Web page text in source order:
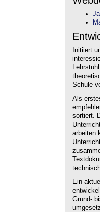
Initiiert
Schule
Als
sortiert.
arbeiten
Ein
Grund-